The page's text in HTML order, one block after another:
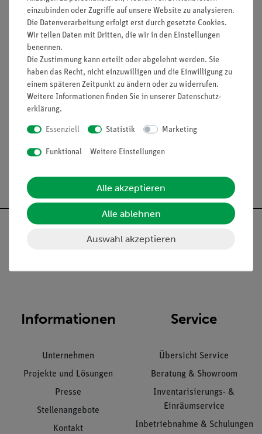
20 Testaufgaben!
10 Seiten ergänzendes Unterrichtsmaterial mit Lösungen!
5 Arbeitsblätter für interaktive Whiteboards!
Zielgruppen: Sek I,Sek II
Lauflänge: 20:36 min
Versandkostenfrei ab 300,- €
Informationen
Unternehmen
Projekte und Lösungen
Presse
Stellenangebote
Kontakt
Service
Übersicht Service
Beratung & Showroom
Inventarisierungs- &
Einräumservice
Inbetriebnahme & Schulungen
einzubinden oder Zugriffe auf unsere Website zu analysieren.
Die Datenverarbeitung erfolgt erst durch gesetzte Cookies.
Wir teilen Daten mit Dritten, die wir in den Einstellungen
benennen.
Die Zustimmung kann erteilt oder abgelehnt werden. Sie
haben das Recht, nicht einzuwilligen und die Einwilligung zu
einem späteren Zeitpunkt zu ändern oder zu widerrufen.
Weitere Informationen finden Sie in unserer Daten­schutz­
erklärung.
Essenziell Statistik Marketing
Funktional Weitere Einstellungen
Alle akzeptieren
Alle ablehnen
Auswahl akzeptieren